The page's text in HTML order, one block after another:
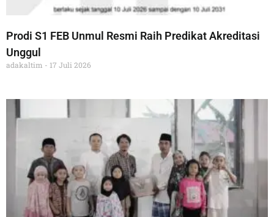
Prodi S1 FEB Unmul Resmi Raih Predikat Akreditasi
Unggul
adakaltim 17 Juli 2026